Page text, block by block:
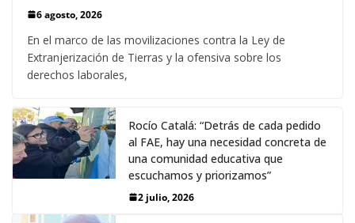
6 agosto, 2026
En el marco de las movilizaciones contra la Ley de
Extranjerización de Tierras y la ofensiva sobre los
derechos laborales,
Rocío Catalá: “Detrás de cada pedido
al FAE, hay una necesidad concreta de
una comunidad educativa que
escuchamos y priorizamos”
2 julio, 2026